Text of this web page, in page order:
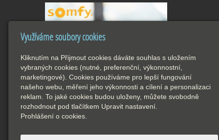
Využíváme soubory cookies
Kliknutím na Přijmout cookies dáváte souhlas s uložením
vybraných cookies (nutné, preferenční, výkonnostní,
marketingové). Cookies používáme pro lepší fungování
našeho webu, měření jeho výkonnosti a cílení a personalizaci
reklam. To jaké cookies budou uloženy, můžete svobodně
rozhodnout pod tlačítkem Upravit nastavení.
Prohlášení o cookies.